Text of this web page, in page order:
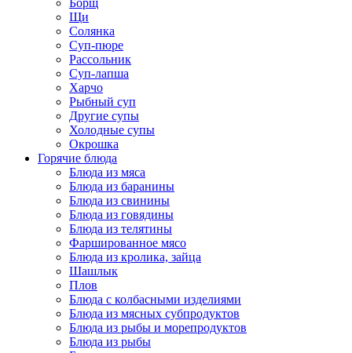
Борщ
Щи
Солянка
Суп-пюре
Рассольник
Суп-лапша
Харчо
Рыбный суп
Другие супы
Холодные супы
Окрошка
Горячие блюда
Блюда из мяса
Блюда из баранины
Блюда из свинины
Блюда из говядины
Блюда из телятины
Фаршированное мясо
Блюда из кролика, зайца
Шашлык
Плов
Блюда с колбасными изделиями
Блюда из мясных субпродуктов
Блюда из рыбы и морепродуктов
Блюда из рыбы